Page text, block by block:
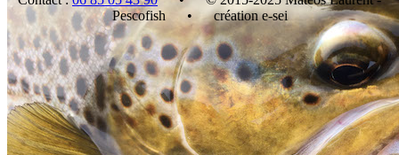
Pescofish • création e-sei